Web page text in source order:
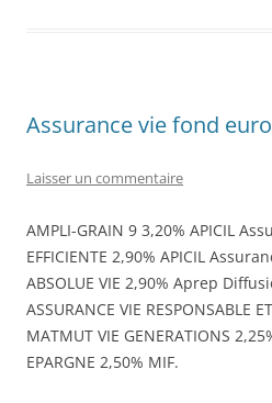
Assurance vie fond
Laisser un commentaire
AMPLI-GRAIN 9 3,20% APICIL
EFFICIENTE 2,90% APICIL
ABSOLUE VIE 2,90% Aprep
ASSURANCE VIE RESPONSABLE
MATMUT VIE GENERATIONS
EPARGNE 2,50% MIF.